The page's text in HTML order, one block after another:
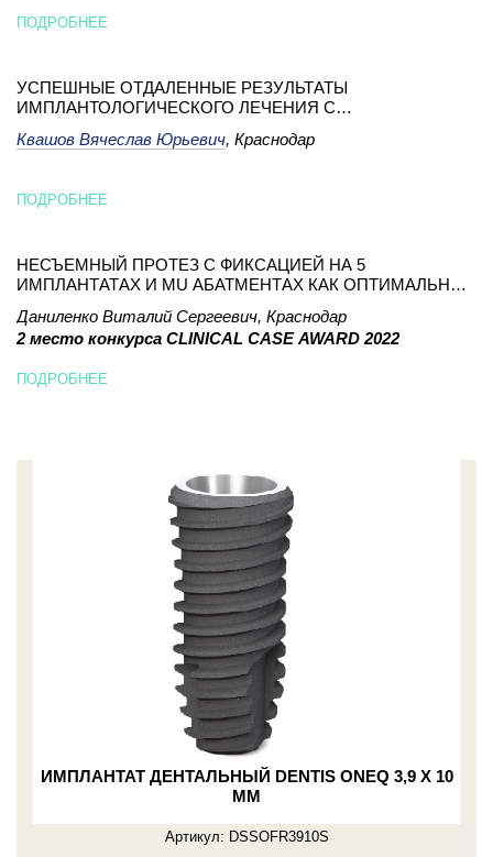
ПОДРОБНЕЕ
УСПЕШНЫЕ ОТДАЛЕННЫЕ РЕЗУЛЬТАТЫ
ИМПЛАНТОЛОГИЧЕСКОГО ЛЕЧЕНИЯ С
РАЗМЕРОВ
Квашов Вячеслав Юрьевич, Краснодар
ПОДРОБНЕЕ
НЕСЪЕМНЫЙ ПРОТЕЗ С ФИКСАЦИЕЙ НА 5
ИМПЛАНТАТАХ И MU АБАТМЕНТАХ КАК ОПТИМАЛЬНОЕ
УСЛОВИЯХ ЭКОНОМИИ ВРЕМЕНИ И ДЕНЕЖНЫХ
СРЕДСТВ
Даниленко Виталий Сергеевич, Краснодар
2 место конкурса CLINICAL CASE AWARD 2022
ПОДРОБНЕЕ
ИМПЛАНТАТ ДЕНТАЛЬНЫЙ DENTIS ONEQ 3,9 X 10
ММ
Артикул: DSSOFR3910S